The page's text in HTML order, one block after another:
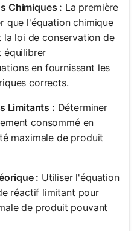
Chimiques : La première
que l'équation chimique
loi de conservation de
équilibrer
en fournissant les
corrects.
Limitants : Déterminer
consommé en
maximale de produit
: Utiliser l'équation
réactif limitant pour
de produit pouvant